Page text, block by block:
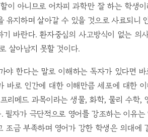
이 아니므로 어차피 과학만 잘 하는 학생이
지하며 살아갈 수 있을 것으로 사료되니
바란다. 환자중심의 사고방식이 없는 의
살아남지 못할 것이다.
야 한다는 말로 이해하는 독자가 있다면
바로 인간에 대한 이해만큼 세포에 대한
리메드 과목이라는 생물, 화학, 물리 수학,
자가 극단적으로 영어를 강조하는 이유는
조금 부족하며 영어가 강한 학생은 의대에